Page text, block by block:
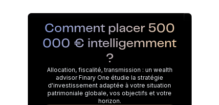
Comment placer 500
000 € intelligemment
?
Allocation, fiscalité, transmission : un wealth
advisor Finary One étudie la stratégie
d'investissement adaptée à votre situation
patrimoniale globale, vos objectifs et votre
horizon.